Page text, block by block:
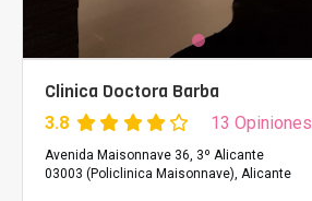
Clinica Doctora Barba
3.8 13 Opiniones
Avenida Maisonnave 36, 3º Alicante
03003 (Policlinica Maisonnave), Alicante